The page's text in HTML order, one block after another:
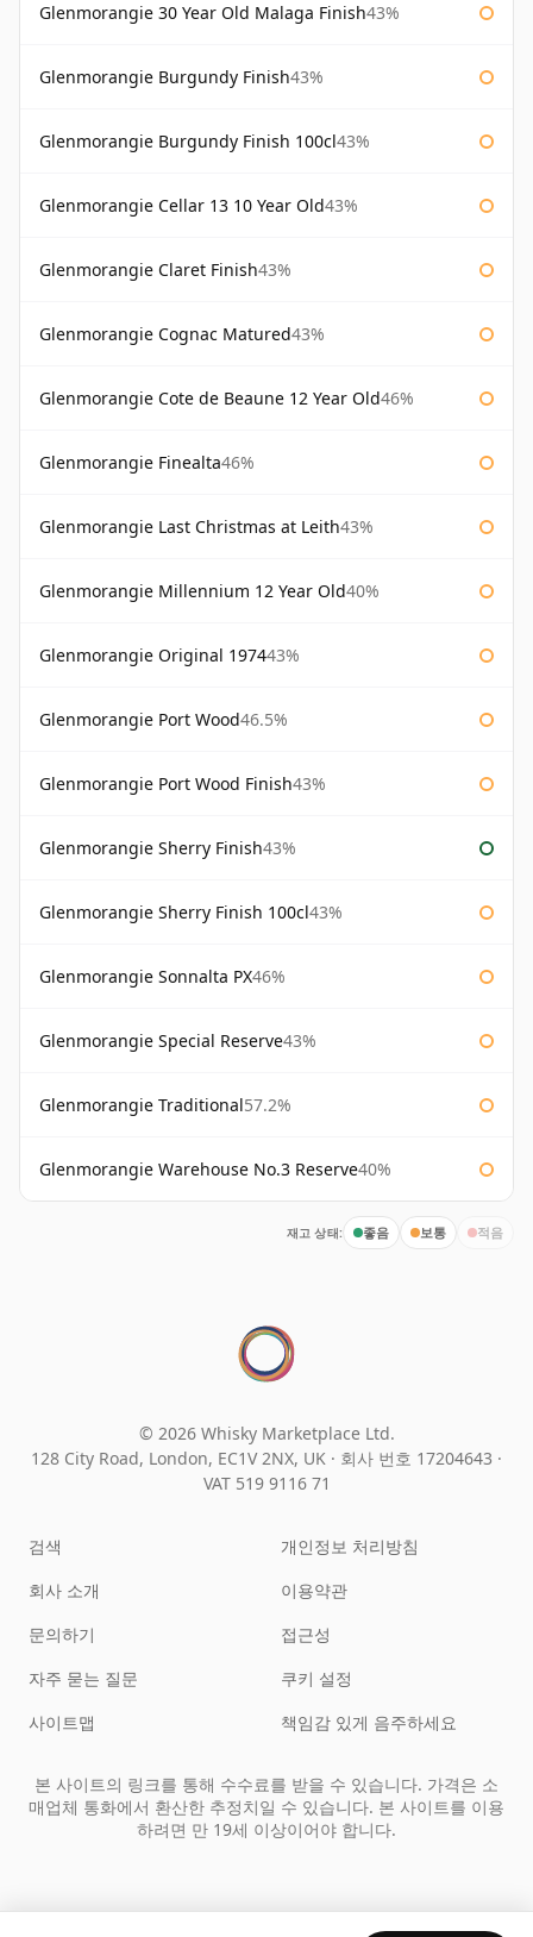
Glenmorangie 30 Year Old Malaga Finish43%
Glenmorangie Burgundy Finish43%
Glenmorangie Burgundy Finish 100cl43%
Glenmorangie Cellar 13 10 Year Old43%
Glenmorangie Claret Finish43%
Glenmorangie Cognac Matured43%
Glenmorangie Cote de Beaune 12 Year Old46%
Glenmorangie Finealta46%
Glenmorangie Last Christmas at Leith43%
Glenmorangie Millennium 12 Year Old40%
Glenmorangie Original 197443%
Glenmorangie Port Wood46.5%
Glenmorangie Port Wood Finish43%
Glenmorangie Sherry Finish43%
Glenmorangie Sherry Finish 100cl43%
Glenmorangie Sonnalta PX46%
Glenmorangie Special Reserve43%
Glenmorangie Traditional57.2%
Glenmorangie Warehouse No.3 Reserve40%
재고 상태: 좋음 보통 적음
© 2026 Whisky Marketplace Ltd.
128 City Road, London, EC1V 2NX, UK · 회사 번호 17204643 ·
VAT 519 9116 71
검색
회사 소개
문의하기
자주 묻는 질문
사이트맵
개인정보 처리방침
이용약관
접근성
쿠키 설정
책임감 있게 음주하세요
본 사이트의 링크를 통해 수수료를 받을 수 있습니다. 가격은 소
매업체 통화에서 환산한 추정치일 수 있습니다. 본 사이트를 이용
하려면 만 19세 이상이어야 합니다.